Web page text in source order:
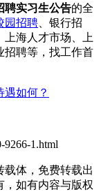
聘实习生公告的全
园招聘 、银行招
上海人才市场、上
招聘等，找工作首
遇如何？
9266-1.html
载体，免费转载出
，如有内容与版权